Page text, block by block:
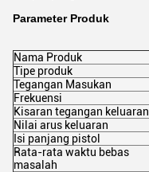
Parameter Produk
Nama Produk
Tipe produk
Tegangan Masukan
Frekuensi
Kisaran tegangan keluaran
Nilai arus keluaran
Isi panjang pistol
Rata-rata waktu bebas
masalah